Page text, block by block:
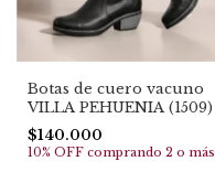
Botas de cuero vacuno
VILLA PEHUENIA (1509)
$140.000
10% OFF comprando 2 o más